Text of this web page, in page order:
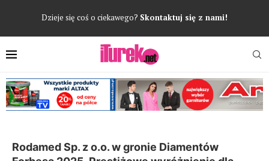
Dzieje się coś o ciekawego? Skontaktuj się z nami!
Rodamed Sp. z o.o. w gronie Diamentów